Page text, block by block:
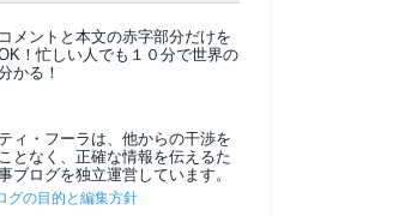
メントと本文の赤字部分だけを
！忙しい人でも１０分で世界の
かる！
ィ・フーラは、他からの干渉を
となく、正確な情報を伝えるた
ブログを独立運営しています。
グの目的と編集方針